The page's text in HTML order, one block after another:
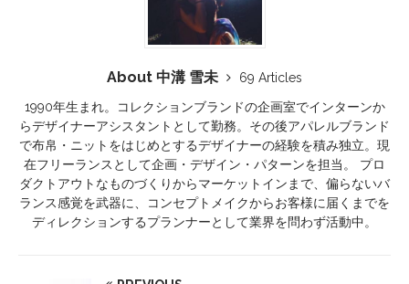
About 中溝 雪未
69 Articles
1990年生まれ。コレクションブランドの企画室でインターンか
らデザイナーアシスタントとして勤務。その後アパレルブランド
で布帛・ニットをはじめとするデザイナーの経験を積み独立。現
在フリーランスとして企画・デザイン・パターンを担当。 プロ
ダクトアウトなものづくりからマーケットインまで、偏らないバ
ランス感覚を武器に、コンセプトメイクからお客様に届くまでを
ディレクションするプランナーとして業界を問わず活動中。